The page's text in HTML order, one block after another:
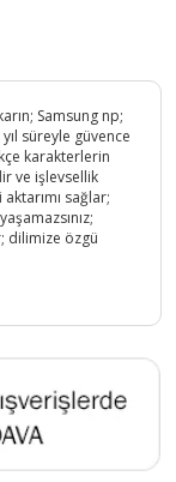
Samsung np;
süreyle güvence
karakterlerin
ve işlevsellik
aktarımı sağlar;
dilimize özgü